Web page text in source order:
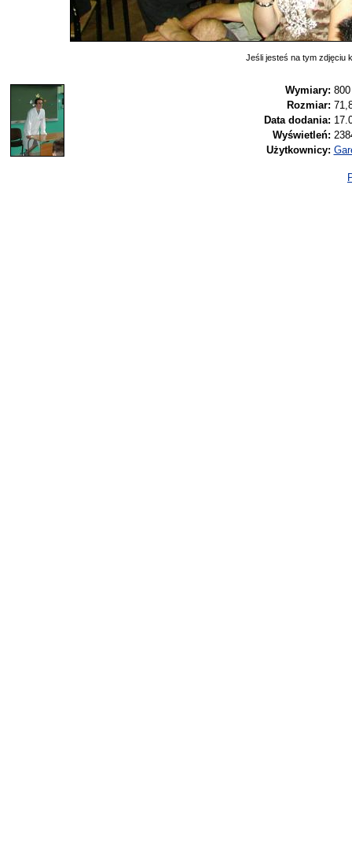
Jeśli jesteś na tym zdjęciu
Wymiary:
Rozmiar:
Data dodania:
Wyświetleń:
Użytkownicy: